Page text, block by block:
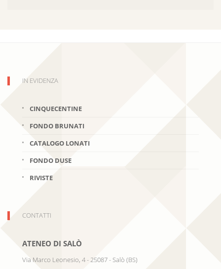
IN EVIDENZA
CINQUECENTINE
FONDO BRUNATI
CATALOGO LONATI
FONDO DUSE
RIVISTE
CONTATTI
ATENEO DI SALÒ
Via Marco Leonesio, 4- 25087- Salò (BS)